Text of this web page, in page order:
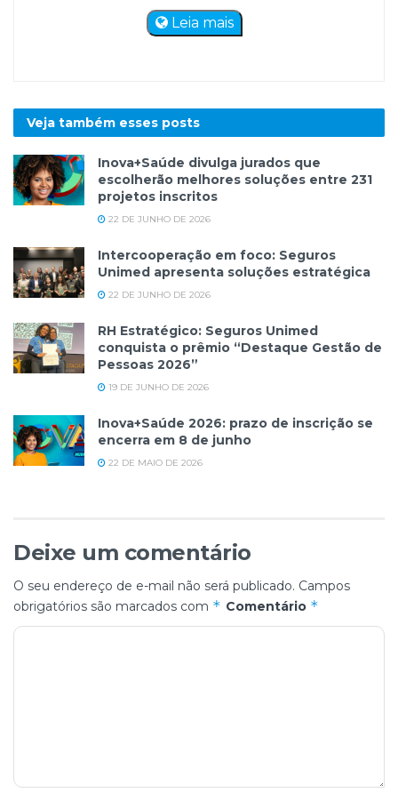
Leia mais
Veja também esses posts
Inova+Saúde divulga jurados que
escolherão melhores soluções entre 231
projetos inscritos
22 DE JUNHO DE 2026
Intercooperação em foco: Seguros
Unimed apresenta soluções estratégica
22 DE JUNHO DE 2026
RH Estratégico: Seguros Unimed
conquista o prêmio “Destaque Gestão de
Pessoas 2026”
19 DE JUNHO DE 2026
Inova+Saúde 2026: prazo de inscrição se
encerra em 8 de junho
22 DE MAIO DE 2026
Deixe um comentário
O seu endereço de e-mail não será publicado. Campos
obrigatórios são marcados com * Comentário *